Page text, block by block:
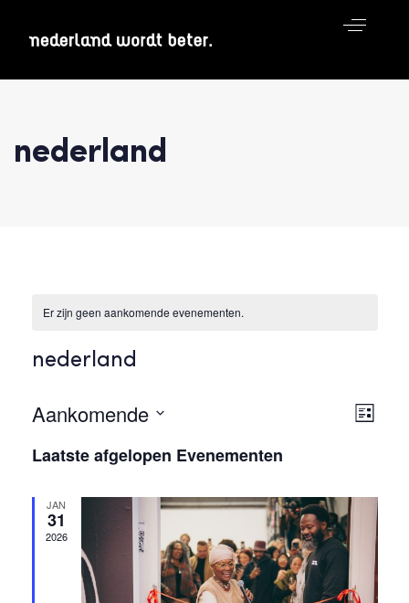
nederland
Er zijn geen aankomende evenementen.
nederland
Lijst
Aankomende
een
Laatste afgelopen Evenementen
JAN
31
2026